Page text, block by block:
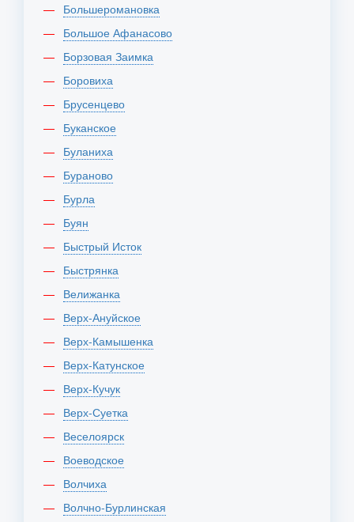
Большеромановка
Большое Афанасово
Борзовая Заимка
Боровиха
Брусенцево
Буканское
Буланиха
Бураново
Бурла
Буян
Быстрый Исток
Быстрянка
Велижанка
Верх-Ануйское
Верх-Камышенка
Верх-Катунское
Верх-Кучук
Верх-Суетка
Веселоярск
Воеводское
Волчиха
Волчно-Бурлинская